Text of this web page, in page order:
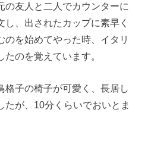
の友人と二人でカウンターに
、出されたカップに素早く
を始めてやった時、イタリ
のを覚えています。
格子の椅子が可愛く、長居し
たが、10分くらいでおいとま